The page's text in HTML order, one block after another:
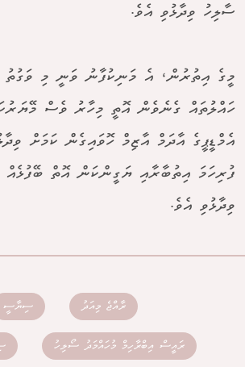
ސާލިހު ވިދާޅުވި އެވެ.
މީގެ އިތުރުން، އެ މަނިކުފާނު ވަނީ މި
ހައްލުތައް ގެނެވެން އޮތީ މިހާރު ވެސް
އެމްޑީޕީގެ އާދަމް އާޒިމް ހޮވައިގެން ކަމަށް
ފުރިހަމަ އިތުބާރާއި ޔަގީންކަން އޮތް
ވިދާޅުވި އެވެ.
ރާއްޖެ މިއަދު ސިޔާސީ
ރައީސް އިބްރާހިމް މުހައްމަދު ސޯލިހު